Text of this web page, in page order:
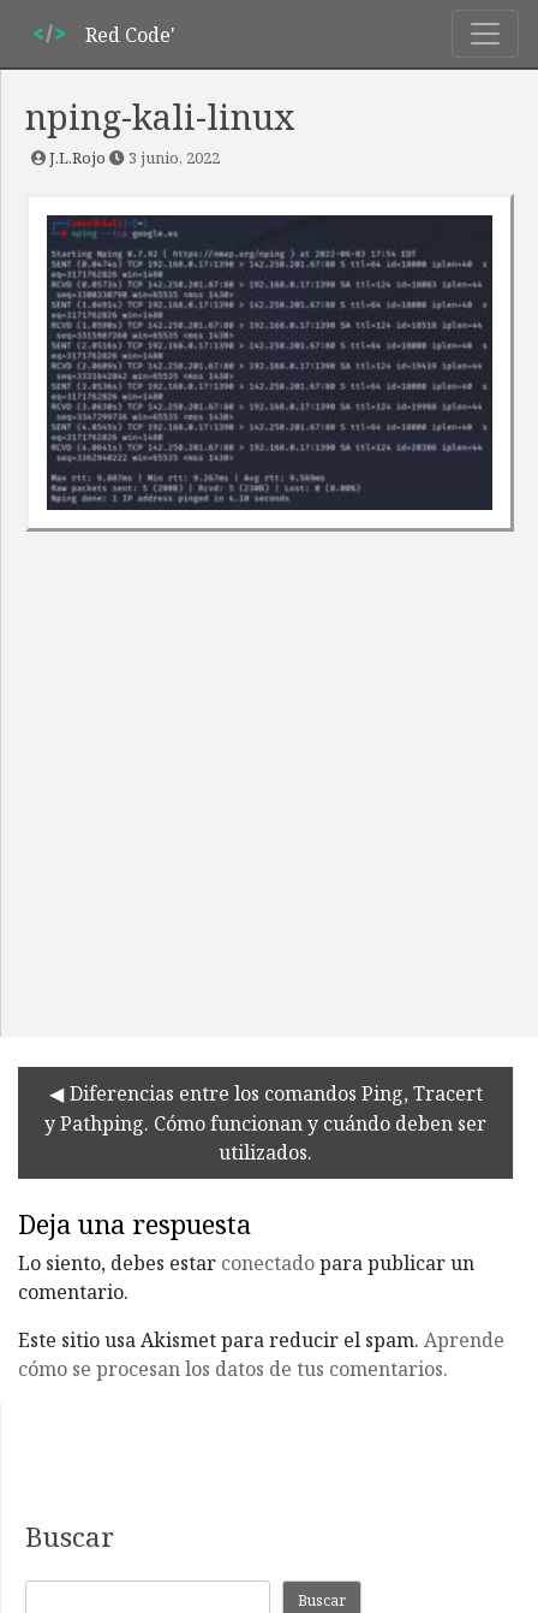
Red Code'
nping-kali-linux
J.L.Rojo 3 junio, 2022
Diferencias entre los comandos Ping, Tracert
y Pathping. Cómo funcionan y cuándo deben ser
utilizados.
Deja una respuesta
Lo siento, debes estar conectadopara publicar un
comentario.
Este sitio usa Akismet para reducir el spam. Aprende
cómo se procesan los datos de tus comentarios.
Buscar
Buscar